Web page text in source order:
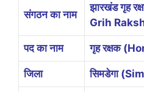
संगठन का नाम
झारखंड गृह
Grih
पद का नाम गृह रक्षक
जिला सिमडेगा